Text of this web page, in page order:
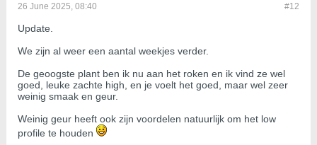
#12
26 June 2025, 08:40
Update.
We zijn al weer een aantal weekjes verder.
De geoogste plant ben ik nu aan het roken en ik vind ze wel
goed, leuke zachte high, en je voelt het goed, maar wel zeer
weinig smaak en geur.
Weinig geur heeft ook zijn voordelen natuurlijk om het low
profile te houden